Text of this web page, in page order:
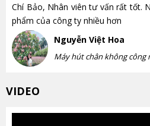
Chí Bảo, Nhân viên tư vấn rất tốt.
phẩm của công ty nhiều hơn
Nguyễn Việt Hoa
Máy hút chân không công
VIDEO